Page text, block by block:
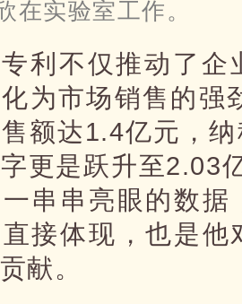
在实验室工作。
利不仅推动了企
为市场销售的强
额达1.4亿元，
更是跃升至2.03
串串亮眼的数
接体现，也是
献。